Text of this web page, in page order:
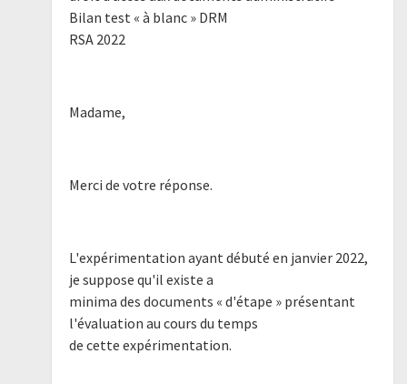
Bilan test « à blanc » DRM
RSA 2022
Madame,
Merci de votre réponse.
L'expérimentation ayant débuté en janvier 2022,
je suppose qu'il existe a
minima des documents « d'étape » présentant
l'évaluation au cours du temps
de cette expérimentation.